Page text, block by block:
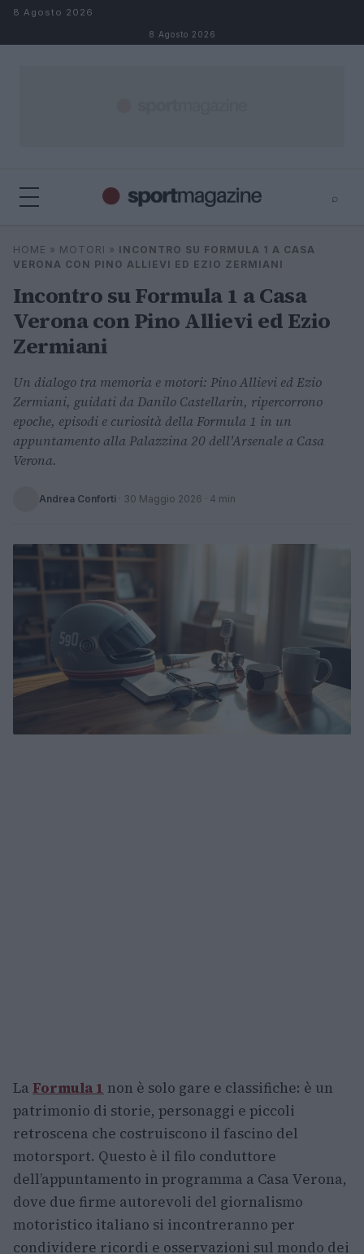
Salta al contenuto
8 Agosto 2026
8 Agosto 2026
⌕
Cerca
HOME » MOTORI » INCONTRO SU FORMULA 1 A CASA
VERONA CON PINO ALLIEVI ED EZIO ZERMIANI
Incontro su Formula 1 a Casa
Verona con Pino Allievi ed Ezio
Zermiani
Un dialogo tra memoria e motori: Pino Allievi ed Ezio
Zermiani, guidati da Danilo Castellarin, ripercorrono
epoche, episodi e curiosità della Formula 1 in un
appuntamento alla Palazzina 20 dell'Arsenale a Casa
Verona.
Andrea Conforti · 30 Maggio 2026 · 4 min
La Formula 1 non è solo gare e classifiche: è un
patrimonio di storie, personaggi e piccoli
retroscena che costruiscono il fascino del
motorsport. Questo è il filo conduttore
dell’appuntamento in programma a Casa Verona,
dove due firme autorevoli del giornalismo
motoristico italiano si incontreranno per
condividere ricordi e osservazioni sul mondo dei